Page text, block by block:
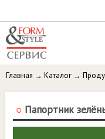
Главная → Каталог →
○ Папортник